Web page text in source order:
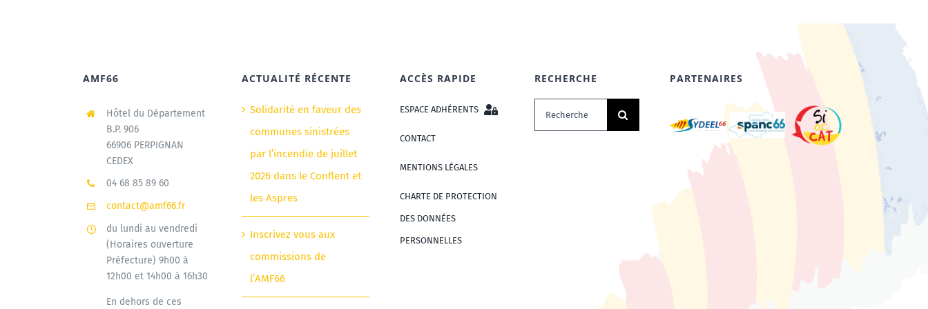
AMF66
Hôtel du Département
B.P. 906
66906 PERPIGNAN
CEDEX
04 68 85 89 60
contact@amf66.fr
du lundi au vendredi
(Horaires ouverture
Préfecture) 9h00 à
12h00 et 14h00 à 16h30
En dehors de ces
ACTUALITÉ RÉCENTE
Solidarité en faveur des
communes sinistrées
par l’incendie de juillet
2026 dans le Conflent et
les Aspres
Inscrivez vous aux
commissions de
l’AMF66
ACCÈS RAPIDE
ESPACE ADHÉRENTS
CONTACT
MENTIONS LÉGALES
CHARTE DE PROTECTION
DES DONNÉES
PERSONNELLES
RECHERCHE
Rechercher:
PARTENAIRES